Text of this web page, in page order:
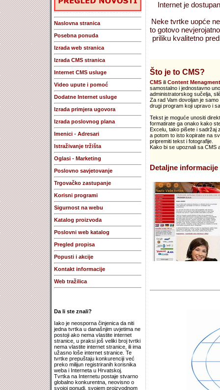
Naslovna stranica
Posebna ponuda
Izrada web stranica
Izrada CMS stranica
Internet CMS usluge
Video upute i pomoć
Dodatne Internet usluge
Izrada primjera ugovora
Izrada poslovnog plana
Imenici - Adresari
Istraživanje tržišta
Oglasi - Marketing
Poslovno savjetovanje
Trgovačko zastupanje
Korisni programi
Sigurnost na webu
Katalog proizvoda
Poslovni web katalog
Pregled propisa
Popusti i akcije
Kontakt informacije
Web tražilica
Da li ste znali?
Iako je neosporna činjenica da niti
jedna tvrtka u današnjim uvjetima ne
postoji ako nema vlastite internet
stranice, u praksi još veliki broj tvrtki
nema vlastite internet stranice, ili ima
užasno loše internet stranice. Te
tvrtke prepuštaju konkurenciji već
preko milijun registriranih korisnika
weba i Interneta u Hrvatskoj.
Tvrtka na Internetu postaje stvarno
globalno konkurentna, neovisno o
svojoj ponudi, svojem proizvodnom
Internet je
Neke tvrtke uopće
to gotovo
priliku kvalitetno
Što je to CMS?
CMSili Content
samostalno i jednostavno
administratorskog sučelja,
Za rad Vam dovoljan je
drugi program koji upravo i
Tekst je moguće unositi
formatirate ga onako kako
Excelu, tako pišete i sadržaj
a potom to isto kopirate na
pripremiti tekst i fotografije.
Kako bi se upoznali sa CMS
Detaljne